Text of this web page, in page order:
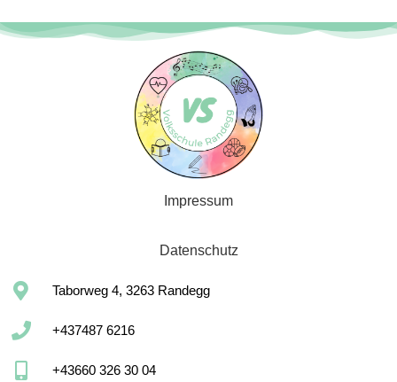
Impressum
Datenschutz
Taborweg 4, 3263 Randegg
+437487 6216
+43660 326 30 04